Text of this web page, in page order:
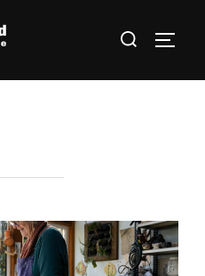
Rechercher :